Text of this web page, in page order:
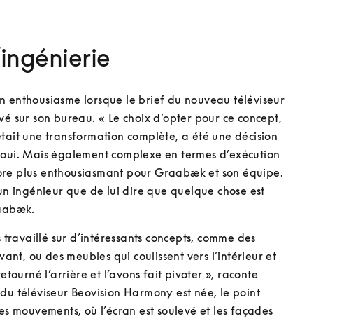
enthousiasme lorsque le brief du nouveau téléviseur
sur son bureau. « Le choix d’opter pour ce concept,
une transformation complète, a été une décision
Mais également complexe en termes d’exécution
plus enthousiasmant pour Graabæk et son équipe.
ingénieur que de lui dire que quelque chose est
travaillé sur d’intéressants concepts, comme des
ou des meubles qui coulissent vers l’intérieur et
l’arrière et l’avons fait pivoter », raconte
téléviseur Beovision Harmony est née, le point
mouvements, où l’écran est soulevé et les façades